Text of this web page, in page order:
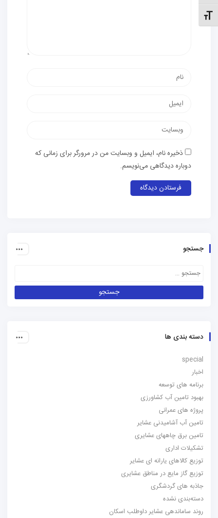
تنظیم اندازهٔ فونت
پست
وب‌سایت
ذخیره نام، ایمیل و وبسایت من در مرورگر برای زمانی که
دوباره دیدگاهی می‌نویسم.
جستجو
دسته بندی ها
special
اخبار
برنامه های توسعه
بهبود تامین آب کشاورزی
پروژه های عمرانی
تامین آب آشامیدنی عشایر
تامین برق چاههای عشایری
تشکیلات اداری
توزیع کالاهای یارانه ای عشایر
توزیع گاز مایع در مناطق عشایری
جاذبه های گردشگری
دسته‌بندی نشده
روند ساماندهی عشایر داوطلب اسکان